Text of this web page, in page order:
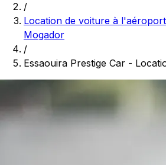
/
Location de voiture à
Mogador
/
Essaouira Prestige Car -